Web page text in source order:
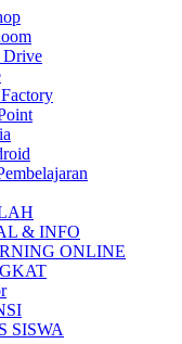
Drive
& INFO
ONLINE
SISWA